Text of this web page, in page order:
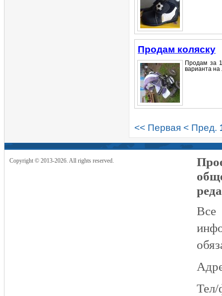
Продам коляску
Продам за
варианта на
<< Первая < Пред.
Copyright © 2013-2026. All rights reserved.